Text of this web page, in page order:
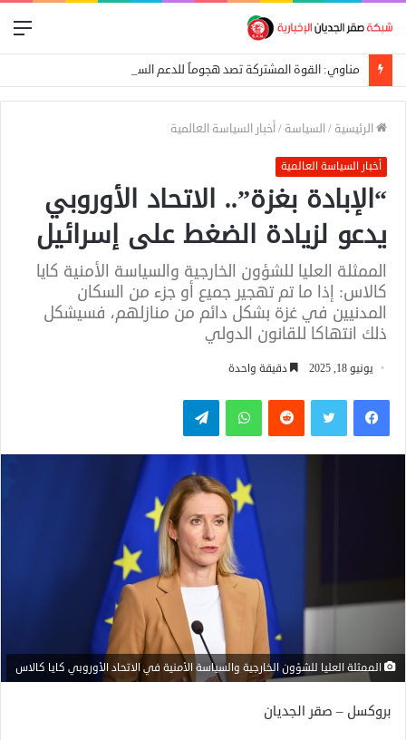
الرئيسية /السياسة /أخبار السياسة العالمية
أخبار السياسة العالمية
“الإبادة بغزة”.. الاتحاد الأوروبي
يدعو لزيادة الضغط على إسرائيل
الممثلة العليا للشؤون الخارجية والسياسة الأمنية كايا
كالاس: إذا ما تم تهجير جميع أو جزء من السكان
المدنيين في غزة بشكل دائم من منازلهم، فسيشكل
ذلك انتهاكا للقانون الدولي
يونيو 18, 2025 دقيقة واحدة
فيسبوكتويتر واتساب تيلقرام
الممثلة العليا للشؤون الخارجية والسياسة الأمنية في الاتحاد الأوروبي كايا كالاس
بروكسل – صقر الجديان